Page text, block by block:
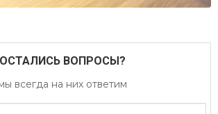
ОСТАЛИСЬ ВОПРОСЫ?
всегда на них ответим